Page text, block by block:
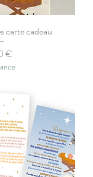
carte cadeau
€